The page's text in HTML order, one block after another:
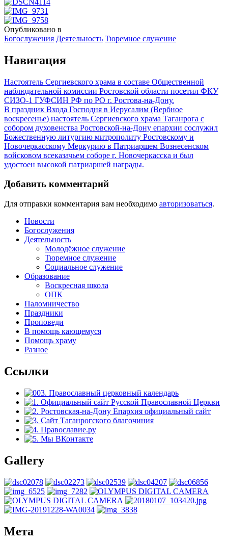
Опубликовано в
Богослужения Деятельность Тюремное служение
Навигация
Настоятель Сергиевского храма в составе Общественной
наблюдательной комиссии Ростовской области посетил ФКУ
СИЗО-1 ГУФСИН РФ по РО г. Ростова-на-Дону.
В праздник Входа Господня в Иерусалим (Вербное
воскресенье) настоятель Сергиевского храма Таганрога с
собором духовенства Ростовской-на-Дону епархии сослужил
Божественную литургию митрополиту Ростовскому и
Новочеркасскому Меркурию в Патриаршем Вознесенском
войсковом всеказачьем соборе г. Новочеркасска и был
удостоен высокой патриаршей награды.
Добавить комментарий
Для отправки комментария вам необходимо авторизоваться.
Новости
Богослужения
Деятельность
Молодёжное служение
Тюремное служение
Социальное служение
Образование
Воскресная школа
ОПК
Паломничество
Праздники
Проповеди
В помощь кающемуся
Помощь храму
Разное
Ссылки
Gallery
Мета